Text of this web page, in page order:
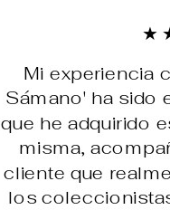
Mi experiencia
Sámano' ha sido
que he adquirido
misma,
cliente que
los